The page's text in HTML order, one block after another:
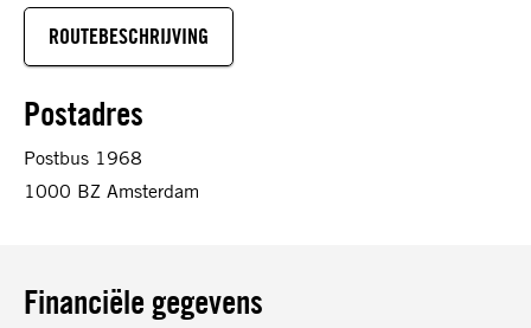
ROUTEBESCHRIJVING
Postadres
Postbus 1968
1000 BZ Amsterdam
Financiële gegevens